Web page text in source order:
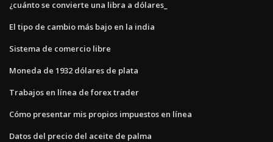
¿cuánto se convierte una libra a dólares_
El tipo de cambio más bajo en la india
Sistema de comercio libre
Moneda de 1932 dólares de plata
Trabajos en línea de forex trader
Cómo presentar mis propios impuestos en línea
Datos del precio del aceite de palma